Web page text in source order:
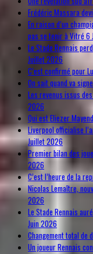
Frédéric Massara
En raison d’un
pas se tenir à Vitré 6
Le Stade Rennais
Juillet 2026
C’est confirmé pour
On sait quand va
Les revenus issus
2026
Qui est Eliezer
Liverpool officialise
Juillet 2026
Premier bilan des
2026
C’est l’heure de la
Nicolas Lemaître,
2026
Le Stade Rennais
Juin 2026
Changement total de
Un joueur Rennais